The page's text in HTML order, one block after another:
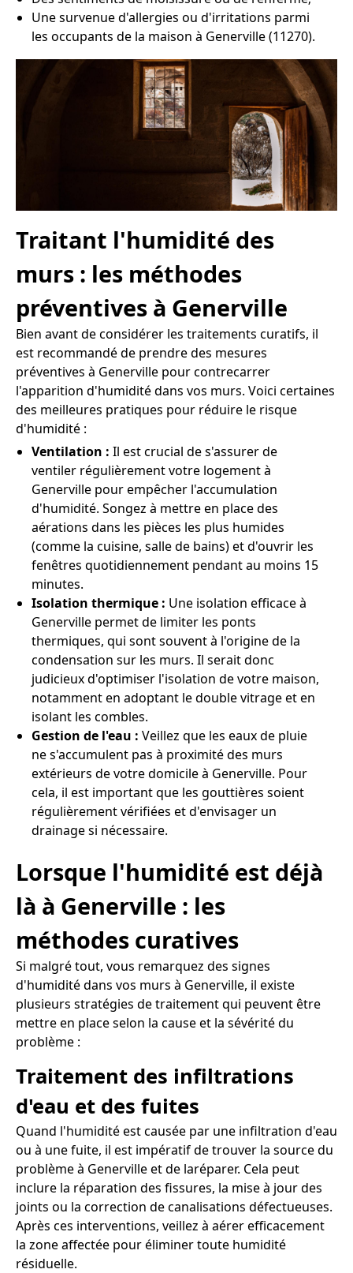
Une survenue d'allergies ou d'irritations parmi
les occupants de la maison à Generville (11270).
Traitant l'humidité des
murs : les méthodes
préventives à Generville
Bien avant de considérer les traitements curatifs, il
est recommandé de prendre des mesures
préventives à Generville pour contrecarrer
l'apparition d'humidité dans vos murs. Voici certaines
des meilleures pratiques pour réduire le risque
d'humidité :
Ventilation : Il est crucial de s'assurer de
ventiler régulièrement votre logement à
Generville pour empêcher l'accumulation
d'humidité. Songez à mettre en place des
aérations dans les pièces les plus humides
(comme la cuisine, salle de bains) et d'ouvrir les
fenêtres quotidiennement pendant au moins 15
minutes.
Isolation thermique : Une isolation efficace à
Generville permet de limiter les ponts
thermiques, qui sont souvent à l'origine de la
condensation sur les murs. Il serait donc
judicieux d'optimiser l'isolation de votre maison,
notamment en adoptant le double vitrage et en
isolant les combles.
Gestion de l'eau : Veillez que les eaux de pluie
ne s'accumulent pas à proximité des murs
extérieurs de votre domicile à Generville. Pour
cela, il est important que les gouttières soient
régulièrement vérifiées et d'envisager un
drainage si nécessaire.
Lorsque l'humidité est déjà
là à Generville : les
méthodes curatives
Si malgré tout, vous remarquez des signes
d'humidité dans vos murs à Generville, il existe
plusieurs stratégies de traitement qui peuvent être
mettre en place selon la cause et la sévérité du
problème :
Traitement des infiltrations
d'eau et des fuites
Quand l'humidité est causée par une infiltration d'eau
ou à une fuite, il est impératif de trouver la source du
problème à Generville et de laréparer. Cela peut
inclure la réparation des fissures, la mise à jour des
joints ou la correction de canalisations défectueuses.
Après ces interventions, veillez à aérer efficacement
la zone affectée pour éliminer toute humidité
résiduelle.